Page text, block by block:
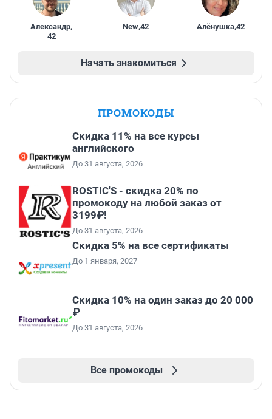
Александр,
42
New,42 Алёнушка,42
Начать знакомиться
ПРОМОКОДЫ
Скидка 11% на все курсы
английского
До 31 августа, 2026
ROSTIC'S - скидка 20% по
промокоду на любой заказ от
3199₽!
До 31 августа, 2026
Скидка 5% на все сертификаты
До 1 января, 2027
Скидка 10% на один заказ до 20 000
₽
До 31 августа, 2026
Все промокоды